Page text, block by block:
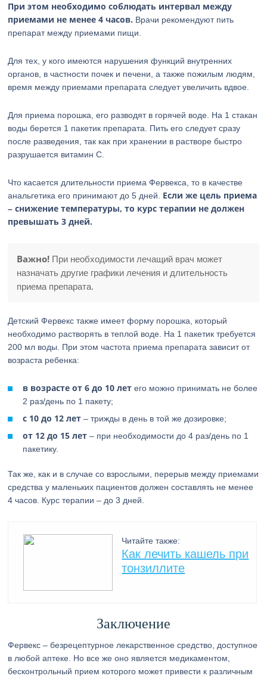
При этом необходимо соблюдать интервал между
приемами не менее 4 часов. Врачи рекомендуют пить
препарат между приемами пищи.
Для тех, у кого имеются нарушения функций внутренних
органов, в частности почек и печени, а также пожилым людям,
время между приемами препарата следует увеличить вдвое.
Для приема порошка, его разводят в горячей воде. На 1 стакан
воды берется 1 пакетик препарата. Пить его следует сразу
после разведения, так как при хранении в растворе быстро
разрушается витамин С.
Что касается длительности приема Фервекса, то в качестве
анальгетика его принимают до 5 дней. Если же цель приема
– снижение температуры, то курс терапии не должен
превышать 3 дней.
Важно! При необходимости лечащий врач может
назначать другие графики лечения и длительность
приема препарата.
Детский Фервекс также имеет форму порошка, который
необходимо растворять в теплой воде. На 1 пакетик требуется
200 мл воды. При этом частота приема препарата зависит от
возраста ребенка:
в возрасте от 6 до 10 лет его можно принимать не более
2 раз/день по 1 пакету;
с 10 до 12 лет – трижды в день в той же дозировке;
от 12 до 15 лет – при необходимости до 4 раз/день по 1
пакетику.
Так же, как и в случае со взрослыми, перерыв между приемами
средства у маленьких пациентов должен составлять не менее
4 часов. Курс терапии – до 3 дней.
Читайте также:
Как лечить кашель при
тонзиллите
Заключение
Фервекс – безрецептурное лекарственное средство, доступное
в любой аптеке. Но все же оно является медикаментом,
бесконтрольный прием которого может привести к различным